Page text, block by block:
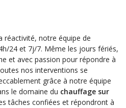
réactivité, notre équipe de
24 et 7j/7. Même les jours fériés,
et avec passion pour répondre à
nos interventions se
grâce à notre équipe
le domaine du chauffage sur
tâches confiées et répondront à